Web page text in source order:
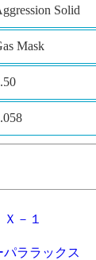
Solid
Mask
－１
パララックス